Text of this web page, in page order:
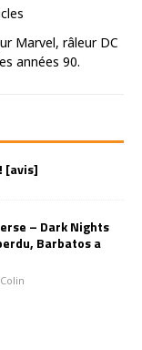
Marvel, râleur DC
années 90.
[avis]
– Dark Nights
Barbatos a